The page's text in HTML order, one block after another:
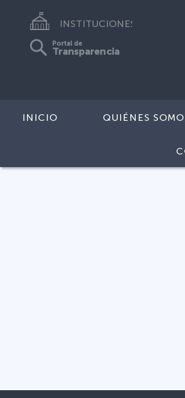
INSTITUCIONES
Portal de
Transparencia
INICIO QUIÉNES